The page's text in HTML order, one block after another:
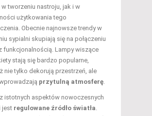
tworzeniu nastroju, jak i w
użytkowania tego
Obecnie najnowsze trendy w
sypialni skupiają się na połączeniu
funkcjonalnością. Lampy wiszące
stają się bardzo popularne,
nie tylko dekorują przestrzeń, ale
przytulną atmosferę
istotnych aspektów nowoczesnych
jest regulowane źródło światła